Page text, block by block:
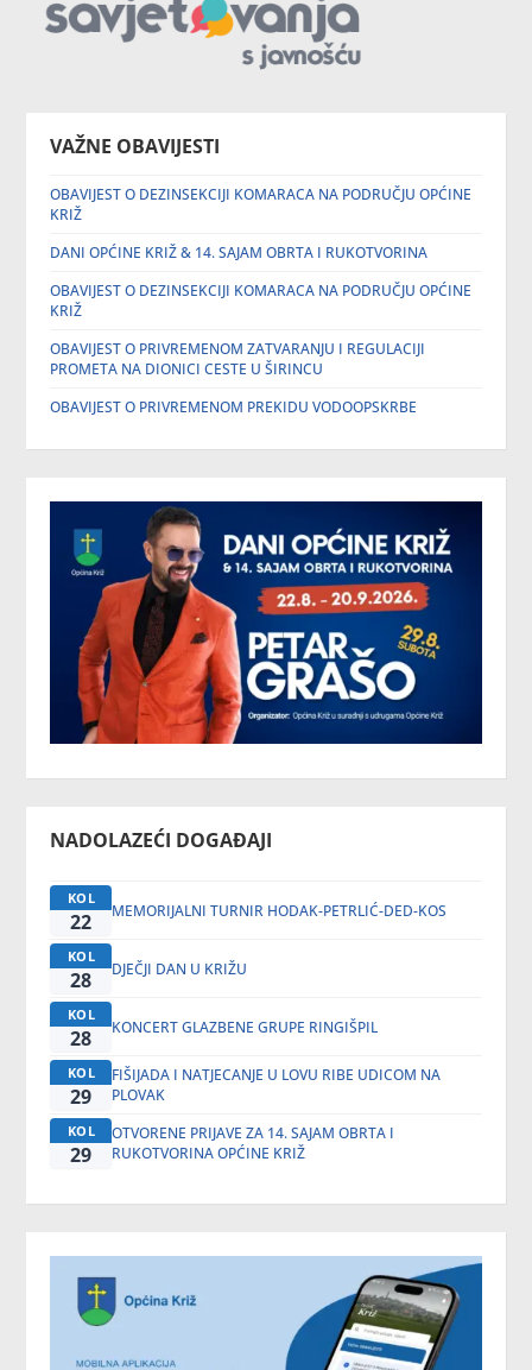
VAŽNE OBAVIJESTI
OBAVIJEST O DEZINSEKCIJI KOMARACA NA PODRUČJU OPĆINE
KRIŽ
DANI OPĆINE KRIŽ & 14. SAJAM OBRTA I RUKOTVORINA
OBAVIJEST O DEZINSEKCIJI KOMARACA NA PODRUČJU OPĆINE
KRIŽ
OBAVIJEST O PRIVREMENOM ZATVARANJU I REGULACIJI
PROMETA NA DIONICI CESTE U ŠIRINCU
OBAVIJEST O PRIVREMENOM PREKIDU VODOOPSKRBE
NADOLAZEĆI DOGAĐAJI
KOL
22 MEMORIJALNI TURNIR HODAK-PETRLIĆ-DED-KOS
KOL
28 DJEČJI DAN U KRIŽU
KOL
28 KONCERT GLAZBENE GRUPE RINGIŠPIL
KOL
29
FIŠIJADA I NATJECANJE U LOVU RIBE UDICOM NA
PLOVAK
KOL
29
OTVORENE PRIJAVE ZA 14. SAJAM OBRTA I
RUKOTVORINA OPĆINE KRIŽ